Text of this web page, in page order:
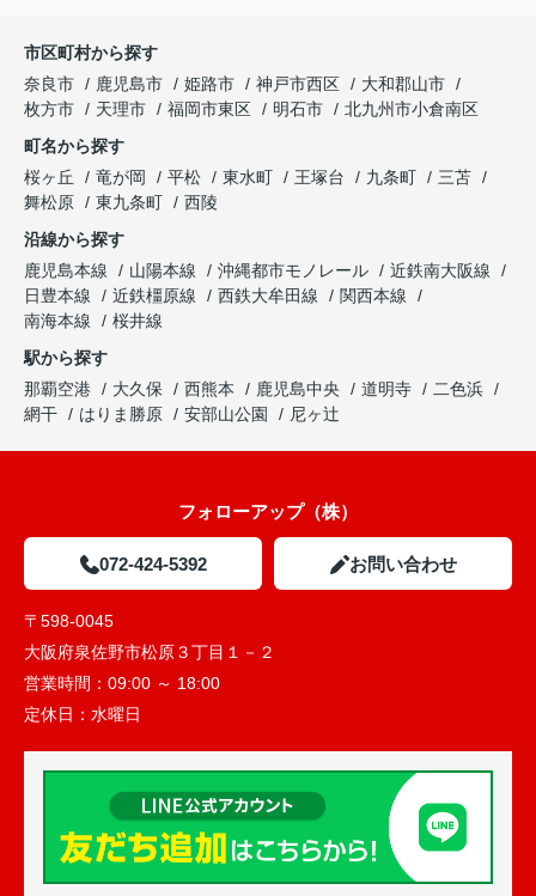
市区町村から探す
奈良市
鹿児島市 姫路市 神戸市西区
大和郡山市
枚方市
天理市 福岡市東区 明石市
北九州市小倉南区
町名から探す
桜ヶ丘
竜が岡 平松 東水町 王塚台 九条町
三苫
舞松原
東九条町
西陵
沿線から探す
鹿児島本線
山陽本線 沖縄都市モノレール
近鉄南大阪線
日豊本線
近鉄橿原線 西鉄大牟田線
関西本線
南海本線
桜井線
駅から探す
那覇空港
大久保 西熊本 鹿児島中央 道明寺
二色浜
網干
はりま勝原 安部山公園 尼ヶ辻
フォローアップ（株）
072-424-5392 お問い合わせ
〒598-0045
大阪府泉佐野市松原３丁目１－２
営業時間： 09:00 ～ 18:00
定休日： 水曜日